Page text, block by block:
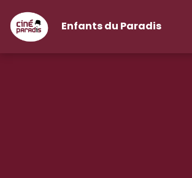
Enfants du Paradis